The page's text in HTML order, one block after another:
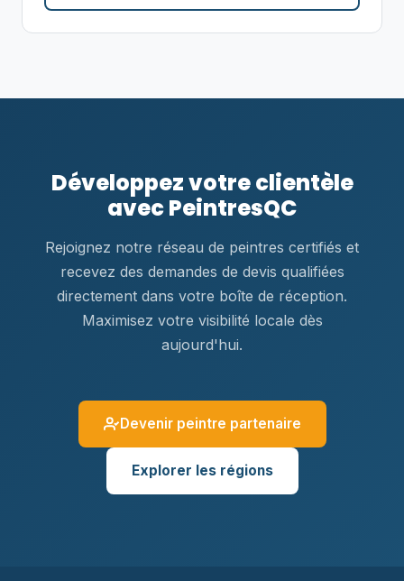
Développez votre clientèle
avec PeintresQC
Rejoignez notre réseau de peintres certifiés et
recevez des demandes de devis qualifiées
directement dans votre boîte de réception.
Maximisez votre visibilité locale dès
aujourd'hui.
Devenir peintre partenaire
Explorer les régions